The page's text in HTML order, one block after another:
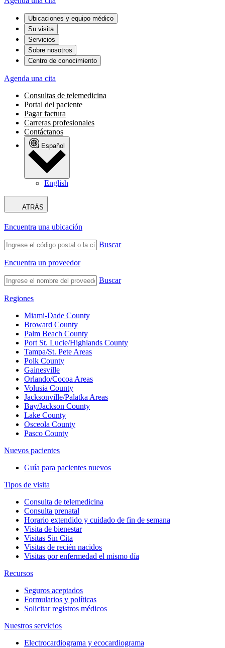
Ubicaciones y equipo médico
Su visita
Servicios
Sobre nosotros
Centro de conocimiento
Agenda una cita
Consultas de telemedicina
Portal del paciente
Pagar factura
Carreras profesionales
Contáctanos
Español
English
ATRÁS
Encuentra una ubicación
Buscar
Encuentra un proveedor
Buscar
Regiones
Miami-Dade County
Broward County
Palm Beach County
Port St. Lucie/Highlands County
Tampa/St. Pete Areas
Polk County
Gainesville
Orlando/Cocoa Areas
Volusia County
Jacksonville/Palatka Areas
Bay/Jackson County
Lake County
Osceola County
Pasco County
Nuevos pacientes
Guía para pacientes nuevos
Tipos de visita
Consulta de telemedicina
Consulta prenatal
Horario extendido y cuidado de fin de semana
Visita de bienestar
Visitas Sin Cita
Visitas de recién nacidos
Visitas por enfermedad el mismo día
Recursos
Seguros aceptados
Formularios y políticas
Solicitar registros médicos
Nuestros servicios
Electrocardiograma y ecocardiograma